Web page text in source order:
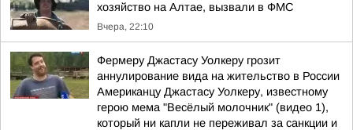
хозяйство на Алтае, вызвали в ФМС
Вчера, 22:10
Фермеру Джастасу Уолкеру грозит
аннулирование вида на жительство в России
Американцу Джастасу Уолкеру, известному
герою мема "Весёлый молочник" (видео 1),
который ни капли не переживал за санкции и